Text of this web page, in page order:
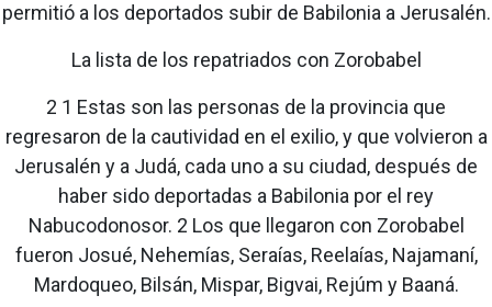
permitió a los deportados subir de Babilonia a Jerusalén.
La lista de los repatriados con Zorobabel
2 1 Estas son las personas de la provincia que
regresaron de la cautividad en el exilio, y que volvieron a
Jerusalén y a Judá, cada uno a su ciudad, después de
haber sido deportadas a Babilonia por el rey
Nabucodonosor. 2 Los que llegaron con Zorobabel
fueron Josué, Nehemías, Seraías, Reelaías, Najamaní,
Mardoqueo, Bilsán, Mispar, Bigvai, Rejúm y Baaná.